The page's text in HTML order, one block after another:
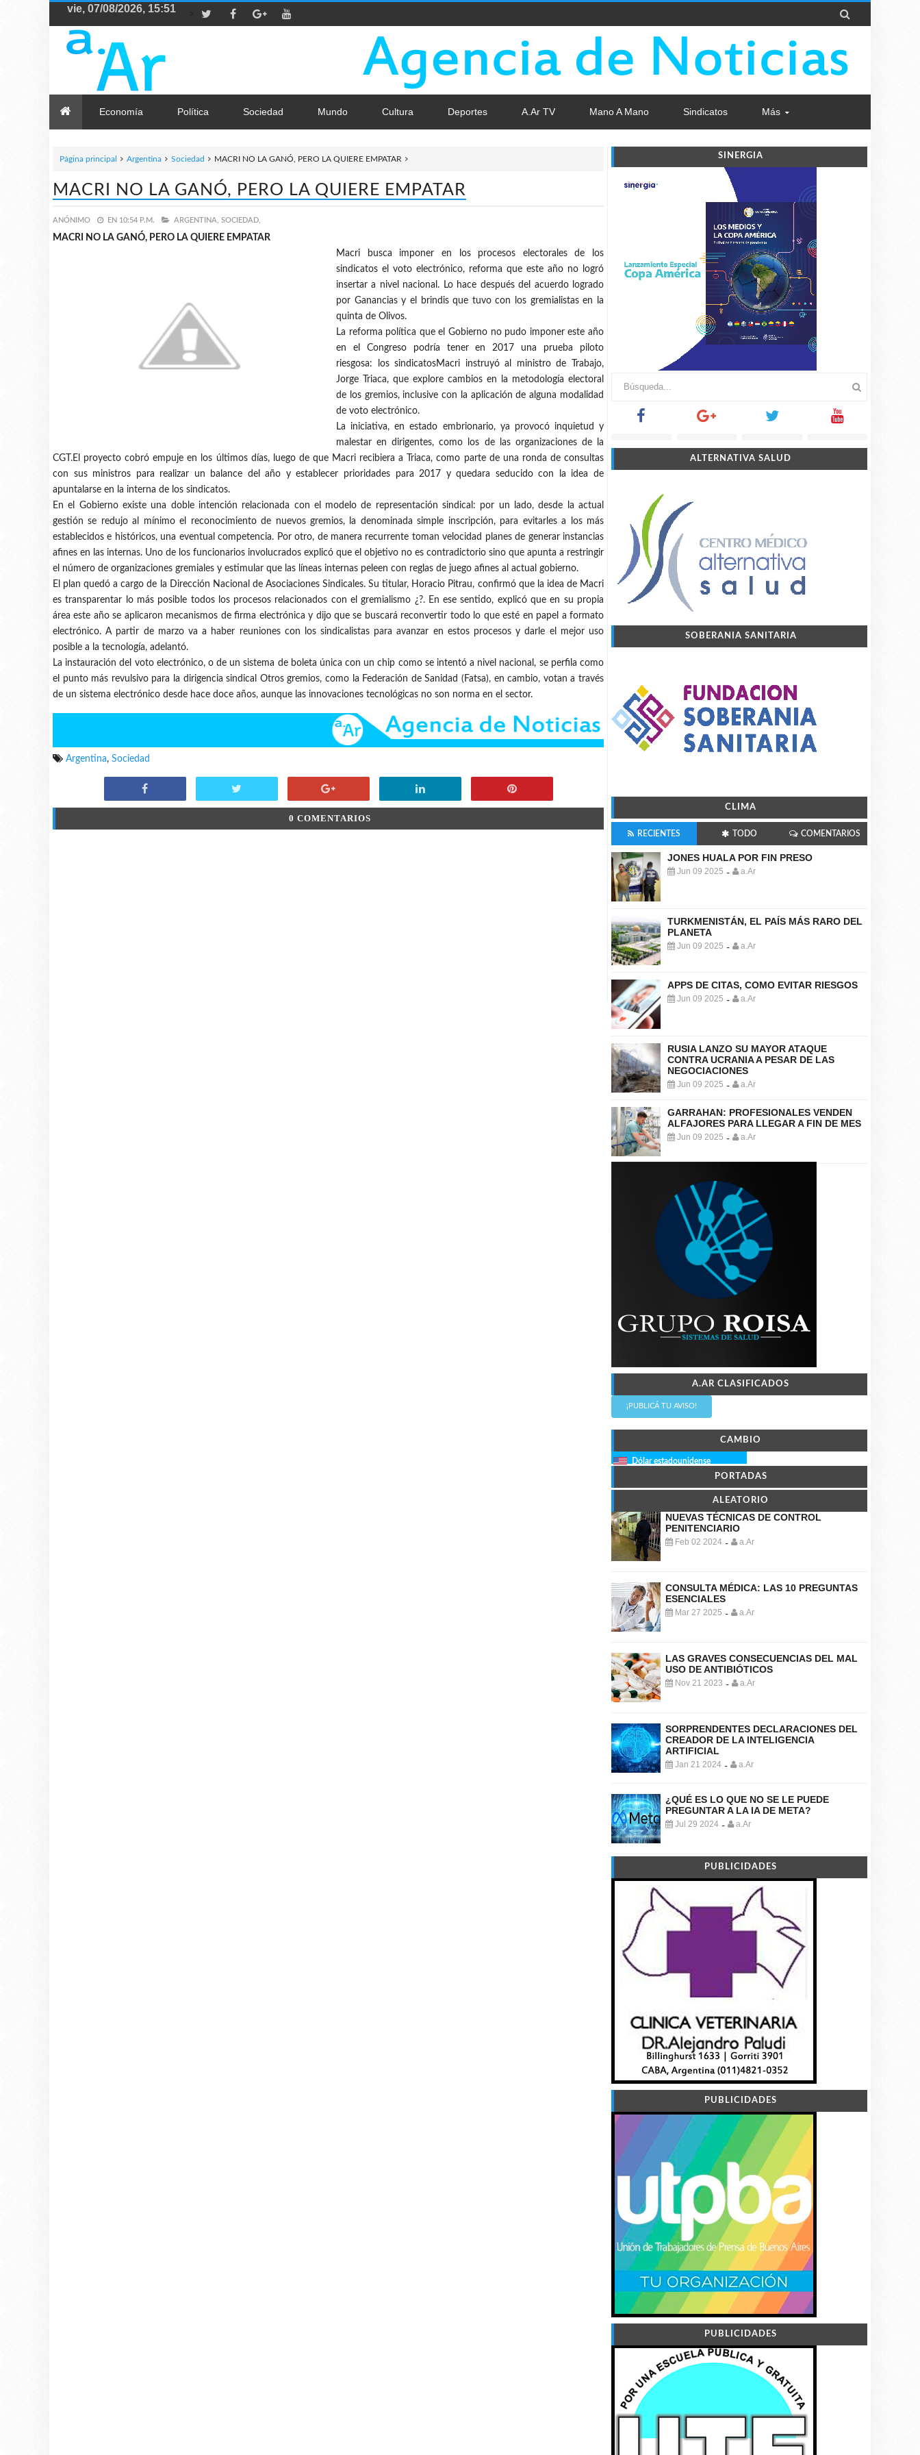

Economía Política Sociedad Mundo Cultura Deportes A.Ar TV Mano A Mano Sindicatos Más
Página principal Argentina Sociedad MACRI NO LA GANÓ, PERO LA QUIERE EMPATAR
MACRI NO LA GANÓ, PERO LA QUIERE EMPATAR
ANÓNIMO EN 10:54 P.M. ARGENTINA, SOCIEDAD,
MACRI NO LA GANÓ, PERO LA QUIERE EMPATAR
Macri busca imponer en los procesos electorales de los
sindicatos el voto electrónico, reforma que este año no logró
insertar a nivel nacional. Lo hace después del acuerdo logrado
por Ganancias y el brindis que tuvo con los gremialistas en la
quinta de Olivos.
La reforma política que el Gobierno no pudo imponer este año
en el Congreso podría tener en 2017 una prueba piloto
riesgosa: los sindicatosMacri instruyó al ministro de Trabajo,
Jorge Triaca, que explore cambios en la metodología electoral
de los gremios, inclusive con la aplicación de alguna modalidad
de voto electrónico.
La iniciativa, en estado embrionario, ya provocó inquietud y
malestar en dirigentes, como los de las organizaciones de la
CGT.El proyecto cobró empuje en los últimos días, luego de que Macri recibiera a Triaca, como parte de una ronda de consultas
con sus ministros para realizar un balance del año y establecer prioridades para 2017 y quedara seducido con la idea de
apuntalarse en la interna de los sindicatos.
En el Gobierno existe una doble intención relacionada con el modelo de representación sindical: por un lado, desde la actual
gestión se redujo al mínimo el reconocimiento de nuevos gremios, la denominada simple inscripción, para evitarles a los más
establecidos e históricos, una eventual competencia. Por otro, de manera recurrente toman velocidad planes de generar instancias
afines en las internas. Uno de los funcionarios involucrados explicó que el objetivo no es contradictorio sino que apunta a restringir
el número de organizaciones gremiales y estimular que las líneas internas peleen con reglas de juego afines al actual gobierno.
El plan quedó a cargo de la Dirección Nacional de Asociaciones Sindicales. Su titular, Horacio Pitrau, confirmó que la idea de Macri
es transparentar lo más posible todos los procesos relacionados con el gremialismo ¿?. En ese sentido, explicó que en su propia
área este año se aplicaron mecanismos de firma electrónica y dijo que se buscará reconvertir todo lo que esté en papel a formato
electrónico. A partir de marzo va a haber reuniones con los sindicalistas para avanzar en estos procesos y darle el mejor uso
posible a la tecnología, adelantó.
La instauración del voto electrónico, o de un sistema de boleta única con un chip como se intentó a nivel nacional, se perfila como
el punto más revulsivo para la dirigencia sindical Otros gremios, como la Federación de Sanidad (Fatsa), en cambio, votan a través
de un sistema electrónico desde hace doce años, aunque las innovaciones tecnológicas no son norma en el sector.
Argentina, Sociedad
0 COMENTARIOS
SINERGIA
ALTERNATIVA SALUD
SOBERANIA SANITARIA
CLIMA
RECIENTES TODO COMENTARIOS
JONES HUALA POR FIN PRESO
Jun 09 2025 - a.Ar
TURKMENISTÁN, EL PAÍS MÁS RARO DEL
PLANETA
Jun 09 2025 - a.Ar
APPS DE CITAS, COMO EVITAR RIESGOS
Jun 09 2025 - a.Ar
RUSIA LANZO SU MAYOR ATAQUE
CONTRA UCRANIA A PESAR DE LAS
NEGOCIACIONES
Jun 09 2025 - a.Ar
GARRAHAN: PROFESIONALES VENDEN
ALFAJORES PARA LLEGAR A FIN DE MES
Jun 09 2025 - a.Ar
A.AR CLASIFICADOS
¡PUBLICÁ TU AVISO!
CAMBIO
Dólar estadounidense
PORTADAS
ALEATORIO
NUEVAS TÉCNICAS DE CONTROL
PENITENCIARIO
Feb 02 2024 - a.Ar
CONSULTA MÉDICA: LAS 10 PREGUNTAS
ESENCIALES
Mar 27 2025 - a.Ar
LAS GRAVES CONSECUENCIAS DEL MAL
USO DE ANTIBIÓTICOS
Nov 21 2023 - a.Ar
SORPRENDENTES DECLARACIONES DEL
CREADOR DE LA INTELIGENCIA
ARTIFICIAL
Jan 21 2024 - a.Ar
¿QUÉ ES LO QUE NO SE LE PUEDE
PREGUNTAR A LA IA DE META?
Jul 29 2024 - a.Ar
PUBLICIDADES
PUBLICIDADES
PUBLICIDADES